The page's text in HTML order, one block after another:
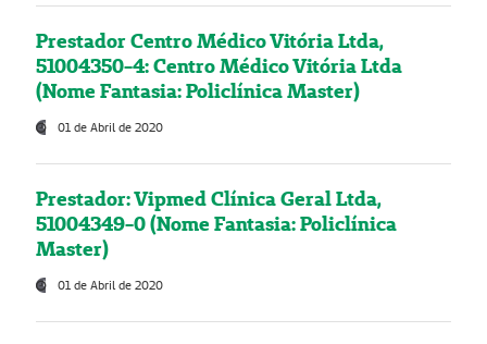
Prestador Centro Médico Vitória Ltda,
51004350-4: Centro Médico Vitória Ltda
(Nome Fantasia: Policlínica Master)
01 de Abril de 2020
Prestador: Vipmed Clínica Geral Ltda,
51004349-0 (Nome Fantasia: Policlínica
Master)
01 de Abril de 2020